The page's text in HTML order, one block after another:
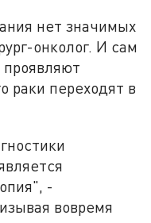
нет значимых
онколог. И сам
проявляют
раки переходят в
-
вовремя